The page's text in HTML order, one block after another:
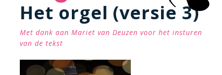
Het orgel (versie 3)
Met dank aan Mariet van Deuzen voor het insturen
van de tekst